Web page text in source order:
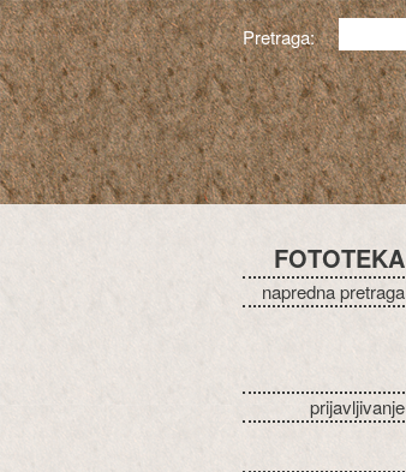
Pretraga:
FOTOTEKA
napredna pretraga
prijavljivanje